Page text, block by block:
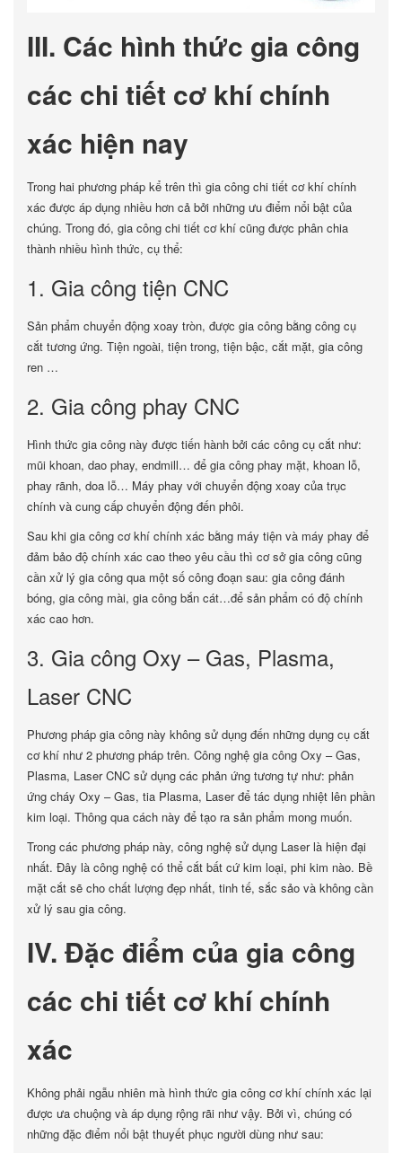
III. Các hình thức gia công
các chi tiết cơ khí chính
xác hiện nay
Trong hai phương pháp kể trên thì gia công chi tiết cơ khí chính
xác được áp dụng nhiều hơn cả bởi những ưu điểm nổi bật của
chúng. Trong đó, gia công chi tiết cơ khí cũng được phân chia
thành nhiều hình thức, cụ thể:
1. Gia công tiện CNC
Sản phẩm chuyển động xoay tròn, được gia công bằng công cụ
cắt tương ứng. Tiện ngoài, tiện trong, tiện bậc, cắt mặt, gia công
ren …
2. Gia công phay CNC
Hình thức gia công này được tiến hành bởi các công cụ cắt như:
mũi khoan, dao phay, endmill… để gia công phay mặt, khoan lỗ,
phay rãnh, doa lỗ… Máy phay với chuyển động xoay của trục
chính và cung cấp chuyển động đến phôi.
Sau khi gia công cơ khí chính xác bằng máy tiện và máy phay để
đảm bảo độ chính xác cao theo yêu cầu thì cơ sở gia công cũng
cần xử lý gia công qua một số công đoạn sau: gia công đánh
bóng, gia công mài, gia công bắn cát…để sản phẩm có độ chính
xác cao hơn.
3. Gia công Oxy – Gas, Plasma,
Laser CNC
Phương pháp gia công này không sử dụng đến những dụng cụ cắt
cơ khí như 2 phương pháp trên. Công nghệ gia công Oxy – Gas,
Plasma, Laser CNC sử dụng các phản ứng tương tự như: phản
ứng cháy Oxy – Gas, tia Plasma, Laser để tác dụng nhiệt lên phần
kim loại. Thông qua cách này để tạo ra sản phẩm mong muốn.
Trong các phương pháp này, công nghệ sử dụng Laser là hiện đại
nhất. Đây là công nghệ có thể cắt bất cứ kim loại, phi kim nào. Bề
mặt cắt sẽ cho chất lượng đẹp nhất, tinh tế, sắc sảo và không cần
xử lý sau gia công.
IV. Đặc điểm của gia công
các chi tiết cơ khí chính
xác
Không phải ngẫu nhiên mà hình thức gia công cơ khí chính xác lại
được ưa chuộng và áp dụng rộng rãi như vậy. Bởi vì, chúng có
những đặc điểm nổi bật thuyết phục người dùng như sau: